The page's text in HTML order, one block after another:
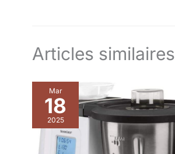
Articles similaires
Mar
18
2025